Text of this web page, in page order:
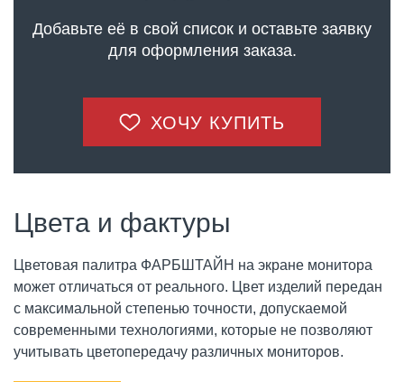
Добавьте её в свой список и оставьте заявку
для оформления заказа.
ХОЧУ КУПИТЬ
Цвета и фактуры
Цветовая палитра ФАРБШТАЙН на экране монитора
может отличаться от реального. Цвет изделий передан
с максимальной степенью точности, допускаемой
современными технологиями, которые не позволяют
учитывать цветопередачу различных мониторов.